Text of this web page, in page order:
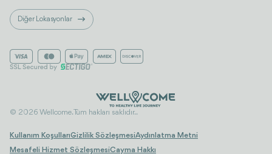
Diğer Lokasyonlar
© 2026 Wellcome. Tüm hakları saklıdır..
Kullanım KoşullarıGizlilik SözleşmesiAydınlatma Metni
Mesafeli Hizmet SözleşmesiCayma Hakkı